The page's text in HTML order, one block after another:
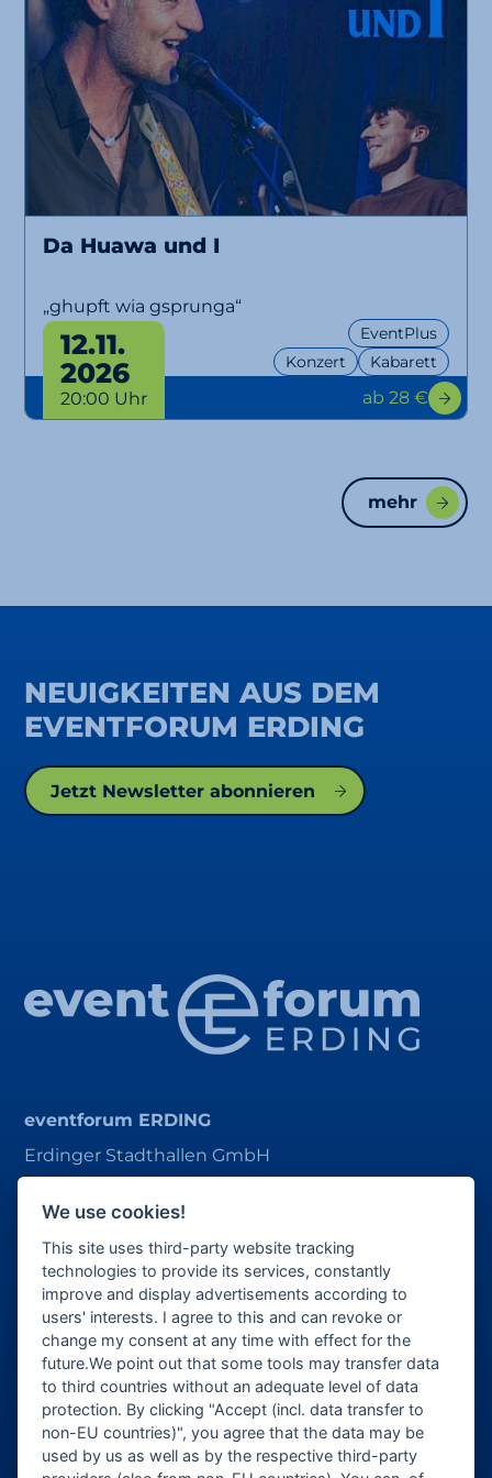
Da Huawa und I
„ghupft wia gsprunga“
Konzert Kabarett
EventPlus
12.11.
2026
20:00 Uhr ab 28 €
mehr
NEUIGKEITEN AUS DEM
EVENTFORUM ERDING
Jetzt Newsletter abonnieren
Veranstalter-Bereich
Besucher-Bereich
eventforum ERDING
Erdinger Stadthallen GmbH
85435 Erding
ticket@eventforum-erding.de
veranstaltung@eventforum-erding.de
We use cookies!
This site uses third-party website tracking
technologies to provide its services, constantly
improve and display advertisements according to
users' interests. I agree to this and can revoke or
change my consent at any time with effect for the
future.We point out that some tools may transfer data
to third countries without an adequate level of data
protection. By clicking "Accept (incl. data transfer to
non-EU countries)", you agree that the data may be
used by us as well as by the respective third-party